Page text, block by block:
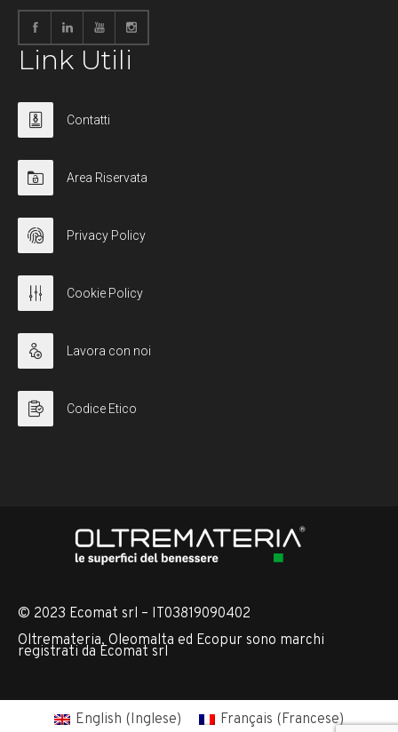
Link Utili
Contatti
Area Riservata
Privacy Policy
Cookie Policy
Lavora con noi
Codice Etico
© 2023 Ecomat srl – IT03819090402
Oltremateria, Oleomalta ed Ecopur sono marchi
registrati da Ecomat srl
English (Inglese) Français (Francese)